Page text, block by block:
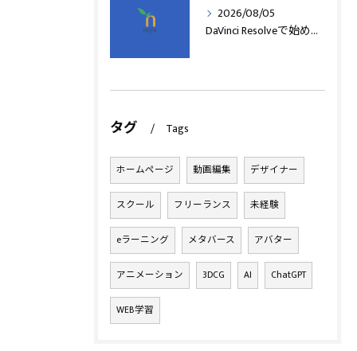
2026/08/05
DaVinci Resolveで始める動画編集基本術
タグ Tags
ホームページ 動画編集 デザイナー
スクール フリーランス 未経験
eラーニング メタバース アバター
アニメーション 3DCG AI ChatGPT
WEB学習